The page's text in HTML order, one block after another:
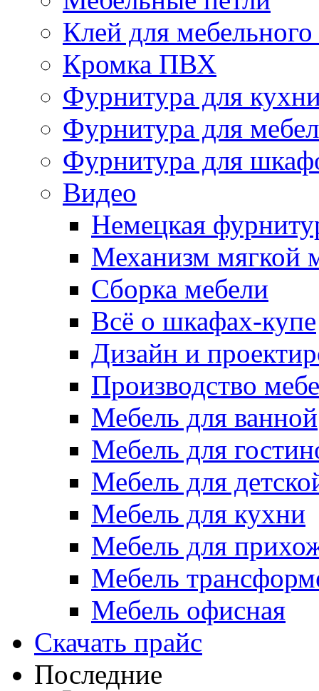
Клей для мебельного
Кромка ПВХ
Фурнитура для
Фурнитура для
Фурнитура для
Видео
Немецкая
Механизм мягкой
Сборка мебели
Всё о шкафах-купе
Дизайн и
Производство
Мебель для ванной
Мебель для
Мебель для
Мебель для кухни
Мебель для
Мебель
Мебель офисная
Скачать прайс
Последние